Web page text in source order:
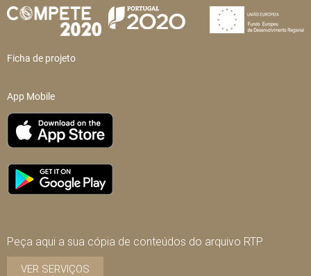
Ficha de projeto
App Mobile
Peça aqui a sua cópia de conteúdos do arquivo RTP
VER SERVIÇOS